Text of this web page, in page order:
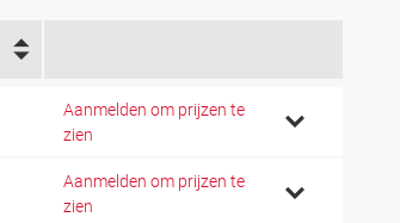
Aanmelden om prijzen te
zien
Aanmelden om prijzen te
zien